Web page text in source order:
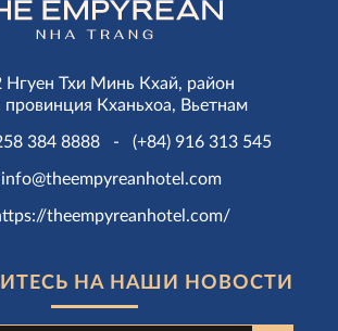
Нгуен Тхи Минь Кхай, район
провинция Кханьхоа, Вьетнам
384 8888 - (+84) 916 313 545
info@theempyreanhotel.com
theempyreanhotel.com/
НА НАШИ НОВОСТИ